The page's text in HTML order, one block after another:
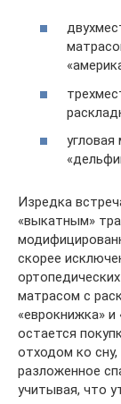
Изредка
«выкатным»
скорее
матрасом с
«еврокнижка»
остается
отходом ко
разложенное
учитывая, что